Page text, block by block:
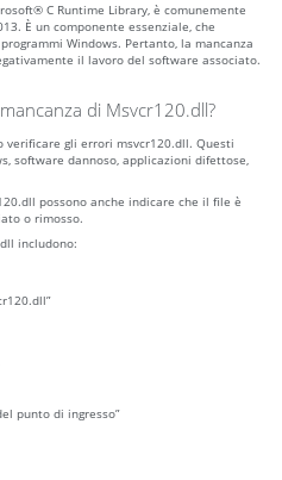
C Runtime Library, è comunemente
È un componente essenziale, che
Windows. Pertanto, la mancanza
il lavoro del software associato.
di Msvcr120.dll?
verificare gli errori msvcr120.dll. Questi
software dannoso, applicazioni difettose,
possono anche indicare che il file è
o rimosso.
includono:
punto di ingresso”